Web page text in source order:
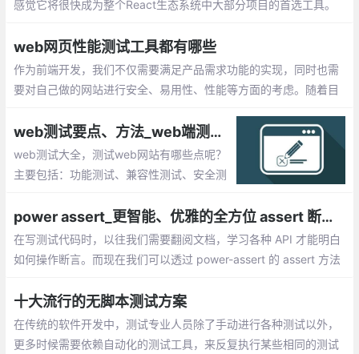
感觉它将很快成为整个React生态系统中大部分项目的首选工具。
web网页性能测试工具都有哪些
作为前端开发，我们不仅需要满足产品需求功能的实现，同时也需
要对自己做的网站进行安全、易用性、性能等方面的考虑。随着目
些工具，我们可以客观的评价web网站的质量水平。
web测试要点、方法_web端测试大全总结
web测试大全，测试web网站有哪些点呢？
主要包括：功能测试、兼容性测试、安全测
power assert_更智能、优雅的全方位 assert 断言库
在写测试代码时，以往我们需要翻阅文档，学习各种 API 才能明白
如何操作断言。而现在我们可以透过 power-assert 的 assert 方法
果，帮助 DEBUG。写测试代码，其实可以很容易。
十大流行的无脚本测试方案
在传统的软件开发中，测试专业人​​员除了手动进行各种测试以外，
更多时候需要依赖自动化的测试工具，来反复执行某些相同的测试